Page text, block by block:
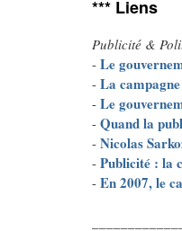
*** Liens
Publicité &
- Le
- La
- Le
- Quand la
- Nicolas
- Publicité : la
- En 2007, le